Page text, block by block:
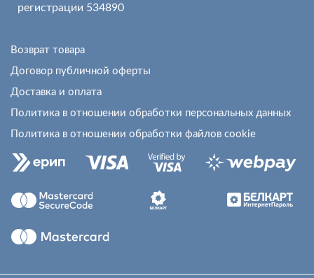
регистрации 534890
Возврат товара
Договор публичной оферты
Доставка и оплата
Политика в отношении обработки персональных данных
Политика в отношении обработки файлов cookie